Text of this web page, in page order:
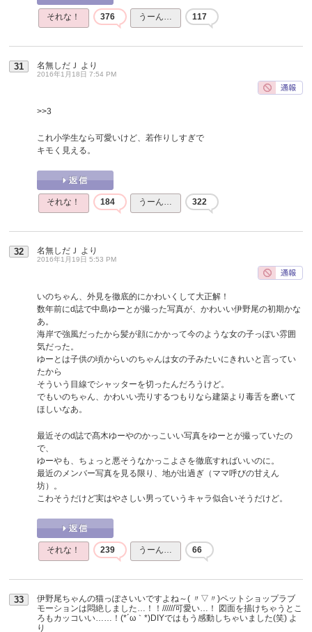
それな！ 376 うーん… 117
31 名無しだＪ より
2016年1月18日 7:54 PM
>>3
これ小学生なら可愛いけど、若作りしすぎで
キモく見える。
それな！ 184 うーん… 322
32 名無しだＪ より
2016年1月19日 5:53 PM
いのちゃん、外見を徹底的にかわいくして大正解！
数年前にd誌で中島ゆーとが撮った写真が、かわいい伊野尾の初期かな
あ。
海岸で強風だったから髪が顔にかかって今のような女の子っぽい雰囲
気だった。
ゆーとは子供の頃からいのちゃんは女の子みたいにきれいと言ってい
たから
そういう目線でシャッターを切ったんだろうけど。
でもいのちゃん、かわいい売りするつもりなら建築より毒舌を磨いて
ほしいなあ。
最近そのd誌で髙木ゆーやのかっこいい写真をゆーとが撮っていたの
で、
ゆーやも、ちょっと悪そうなかっこよさを徹底すればいいのに。
最近のメンバー写真を見る限り、地が出過ぎ（ママ呼びの甘えん
坊）。
こわそうだけど実はやさしい男っていうキャラ似合いそうだけど。
それな！ 239 うーん… 66
33
伊野尾ちゃんの猫っぽさいいですよね～( 〃▽〃)ペットショップラブ
モーションは悶絶しました…！！//////可愛い…！ 図面を描けちゃうとこ
ろもカッコいい……！(*´ω｀*)DIYではもう感動しちゃいました(笑) よ
り